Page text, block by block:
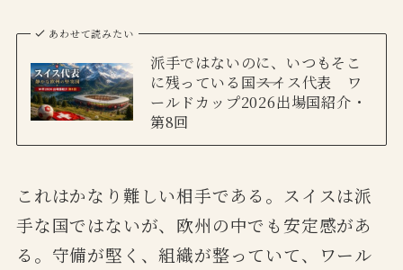
あわせて読みたい
派手ではないのに、いつもそこ
に残っている国――スイス代表 ワ
ールドカップ2026出場国紹介・
第8回
これはかなり難しい相手である。スイスは派
手な国ではないが、欧州の中でも安定感があ
る。守備が堅く、組織が整っていて、ワール